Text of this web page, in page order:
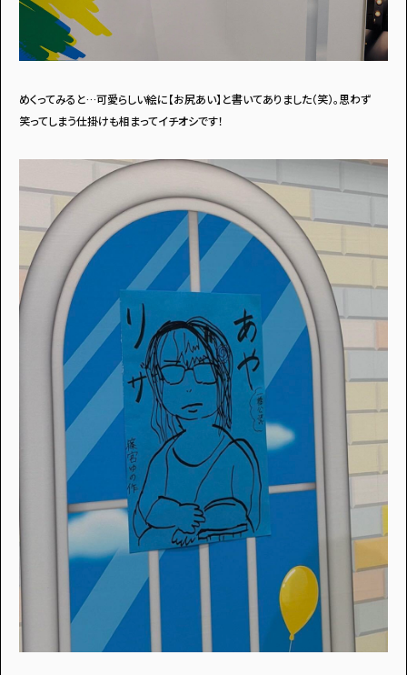
めくってみると…可愛らしい絵に【お尻あい】と書いてありました（笑）。思わず
笑ってしまう仕掛けも相まってイチオシです！